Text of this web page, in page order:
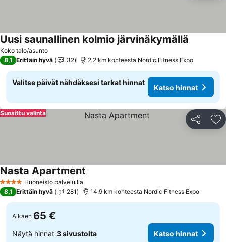
Koko talo/asunto
Uusi saunallinen kolmio järvinäkymällä
8,1 Erittäin hyvä 32 2.2 km kohteesta Nordic Fitness Expo
Valitse päivät nähdäksesi tarkat hinnat
Katso hinnat
Jaa
Suosittu valinta
4 TähtiluokitusHuoneisto palveluilla
Nasta Apartment
8,1 Erittäin hyvä 281 14.9 km kohteesta Nordic Fitness Expo
Alkaen 65 €
Näytä hinnat 3 sivustolta Katso hinnat